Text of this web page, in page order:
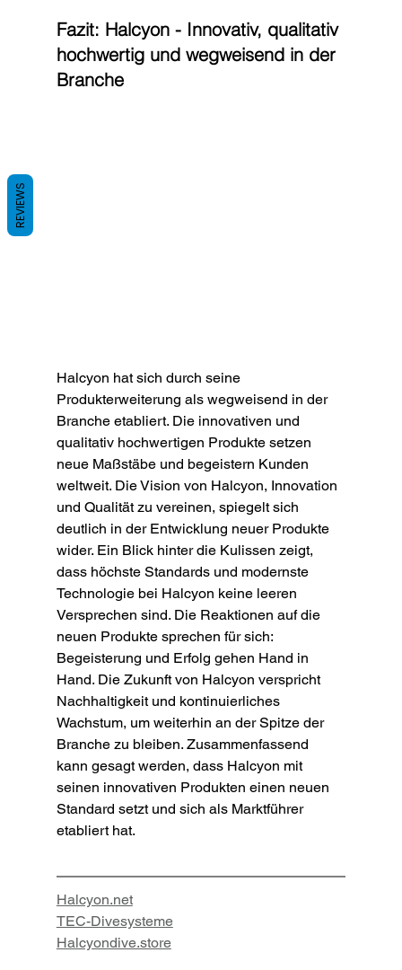
Fazit: Halcyon - Innovativ, qualitativ
hochwertig und wegweisend in der
Branche
Halcyon hat sich durch seine
Produkterweiterung als wegweisend in der
Branche etabliert. Die innovativen und
qualitativ hochwertigen Produkte setzen
neue Maßstäbe und begeistern Kunden
weltweit. Die Vision von Halcyon, Innovation
und Qualität zu vereinen, spiegelt sich
deutlich in der Entwicklung neuer Produkte
wider. Ein Blick hinter die Kulissen zeigt,
dass höchste Standards und modernste
Technologie bei Halcyon keine leeren
Versprechen sind. Die Reaktionen auf die
neuen Produkte sprechen für sich:
Begeisterung und Erfolg gehen Hand in
Hand. Die Zukunft von Halcyon verspricht
Nachhaltigkeit und kontinuierliches
Wachstum, um weiterhin an der Spitze der
Branche zu bleiben. Zusammenfassend
kann gesagt werden, dass Halcyon mit
seinen innovativen Produkten einen neuen
Standard setzt und sich als Marktführer
etabliert hat.
Halcyon.net
TEC-Divesysteme
Halcyondive.store
REVIEWS